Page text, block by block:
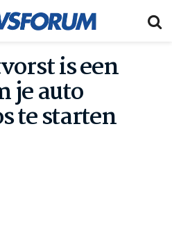
is een
je auto
te starten